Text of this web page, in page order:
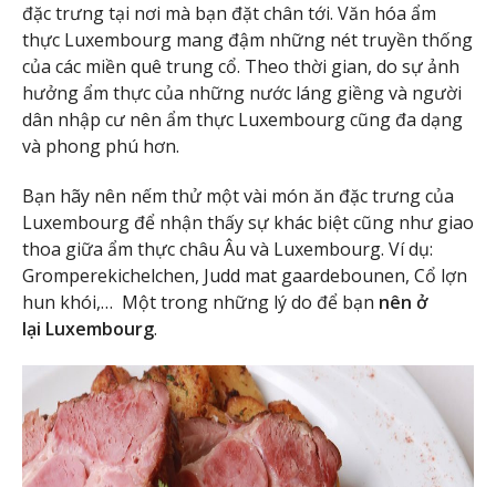
đặc trưng tại nơi mà bạn đặt chân tới. Văn hóa ẩm
thực Luxembourg mang đậm những nét truyền thống
của các miền quê trung cổ. Theo thời gian, do sự ảnh
hưởng ẩm thực của những nước láng giềng và người
dân nhập cư nên ẩm thực Luxembourg cũng đa dạng
và phong phú hơn.
Bạn hãy nên nếm thử một vài món ăn đặc trưng của
Luxembourg để nhận thấy sự khác biệt cũng như giao
thoa giữa ẩm thực châu Âu và Luxembourg. Ví dụ:
Gromperekichelchen, Judd mat gaardebounen, Cổ lợn
hun khói,… Một trong những lý do để bạn nên ở
lại Luxembourg.